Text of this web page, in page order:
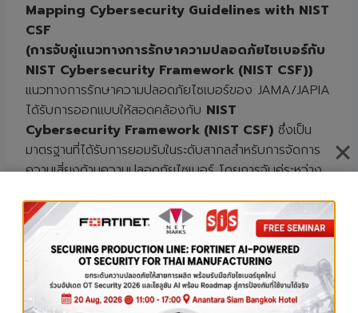
Mapping Cybersecurity Guidelines with NIST
CSF
(การจับคู่แนวทางการรักษาความปลอดภัยไซเบอร์กับ
NIST Cybersecurity Framework (NIST CSF))
แนวทางการรักษาความปลอดภัยไซเบอร์ของ JAMA/JAPIA
ได้รับการออกแบบให้สอดคล้องกับ NIST
Cybersecurity Framework (NIST CSF) ซึ่งเป็น
มาตรฐานที่ได้รับการยอมรับในระดับสากลสำหรับการจัดการ
ความเสี่ยงด้านความปลอดภัยไซเบอร์ โดยการจับคู่ระหว่าง
JAMA/JAPIA ไปใช้ได้อย่างมีประสิทธิภาพและสอดคล้องกับ
มาตรฐานสากล
NIST CSFประกอบด้วย5ฟังก์ชันหลักได้แก่